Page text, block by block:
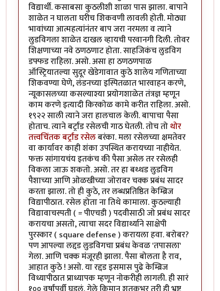
विद्यार्थी. कसाबसा कुठलीशी शाळा पास झाला. बापाने
शाळेत न घालता घरीच शिकवणी लावली होती. मोठ्या
भावांच्या आत्महत्यांनंतर बाप जरा नरमला व त्याने
लुडविगला शाळेत दाखल व्हायची परवानगी दिली. तोवर
शिक्षणाच्या नवे ठणठणाट होता. साहजिकंच लुडविग
डफ्फड राहिला. असो. असा हा ठणठणपाळ
ऑस्ट्रियातल्या सुदूर खेडेगावात कुठे शालेय गणिताच्या
शिकवण्या घेणे, लंडनच्या इस्पितळात भारवाहन करणे,
न्यूकासलच्या कसल्याश्या प्रयोगशाळेत तंत्रज्ञ म्हणून
काम करणे इत्यादी किरकोळ कामे करीत राहिला. असो.
१९२२ साली त्याने जरा हालचाल केली. बापाचा पैसा
होताच. त्याने बर्ट्रांड रसेलची गाठ घेतली. तोच तोथोर
तत्त्वचिंतक बर्ट्रांड रसेलबरंका. मला रसेलच्या क्षमतेवर
वा कार्यावर काही शंका उपस्थित करायच्या नाहीयेत.
फक्त सांगायचंय इतकंच की पैसा असेल तर रसेलही
विकला जाऊ शकतो. असो. तर हा बथ्थड लुडविग
पैशाच्या आणि ओळखीच्या जोरावर चक्क प्रबंध सादर
करता झाला. तो ही कुठे, तर लब्धप्रतिष्ठित केम्ब्रिज
विद्यापीठात. रसेल होता ना तिथे कामाला. कुठल्याही
विद्यावाचस्पती ( = पीएचडी ) पदवीसाठी जो प्रबंध सादर
करायचा असतो, त्याचा सदर विद्यार्थ्याने साक्षेपी
पुरस्कार ( square defense ) करायला हवा. बरोबर?
पण आपल्या लद्दड लुडविगचा प्रबंध केवळ 'तपासला'
गेला. आणि चक्क मंजूरही झाला. पैसा बोलता है राव,
आहात कुठे ! असो. या रद्दड इसमास पुढे केम्ब्रिज
विध्यापीठात प्राध्यापक म्हणून नोकरीही लागली. ही सारं